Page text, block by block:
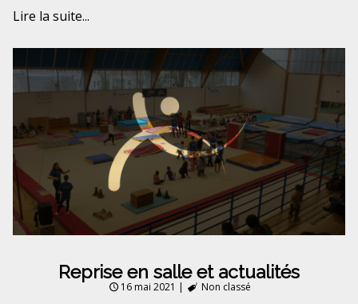
Lire la suite...
Reprise en salle et actualités
16 mai 2021 | Non classé